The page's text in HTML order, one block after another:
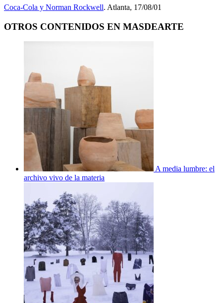
Coca-Cola y Norman Rockwell. Atlanta, 17/08/01
OTROS CONTENIDOS EN MASDEARTE
A media lumbre: el
archivo vivo de la materia